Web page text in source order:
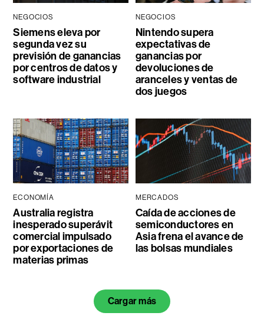
NEGOCIOS
Siemens eleva por
segunda vez su
previsión de ganancias
por centros de datos y
software industrial
NEGOCIOS
Nintendo supera
expectativas de
ganancias por
devoluciones de
aranceles y ventas de
dos juegos
ECONOMÍA
Australia registra
inesperado superávit
comercial impulsado
por exportaciones de
materias primas
MERCADOS
Caída de acciones de
semiconductores en
Asia frena el avance de
las bolsas mundiales
Cargar más